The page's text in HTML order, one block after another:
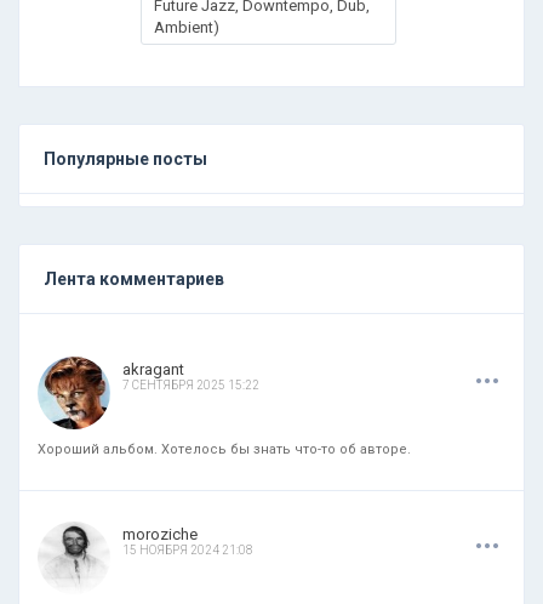
Future Jazz, Downtempo, Dub,
Ambient)
Популярные посты
Лента комментариев
akragant
7 СЕНТЯБРЯ 2025 15:22 ...
Хороший альбом. Хотелось бы знать что-то об авторе.
moroziche
15 НОЯБРЯ 2024 21:08 ...